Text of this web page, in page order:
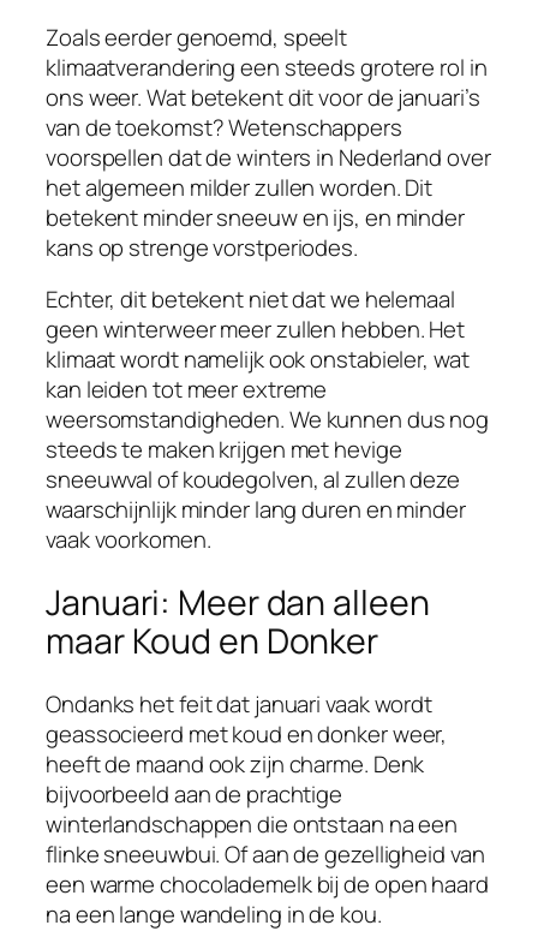
Zoals eerder genoemd, speelt
klimaatverandering een steeds grotere rol in
ons weer. Wat betekent dit voor de januari’s
van de toekomst? Wetenschappers
voorspellen dat de winters in Nederland over
het algemeen milder zullen worden. Dit
betekent minder sneeuw en ijs, en minder
kans op strenge vorstperiodes.
Echter, dit betekent niet dat we helemaal
geen winterweer meer zullen hebben. Het
klimaat wordt namelijk ook onstabieler, wat
kan leiden tot meer extreme
weersomstandigheden. We kunnen dus nog
steeds te maken krijgen met hevige
sneeuwval of koudegolven, al zullen deze
waarschijnlijk minder lang duren en minder
vaak voorkomen.
Januari: Meer dan alleen
maar Koud en Donker
Ondanks het feit dat januari vaak wordt
geassocieerd met koud en donker weer,
heeft de maand ook zijn charme. Denk
bijvoorbeeld aan de prachtige
winterlandschappen die ontstaan na een
flinke sneeuwbui. Of aan de gezelligheid van
een warme chocolademelk bij de open haard
na een lange wandeling in de kou.